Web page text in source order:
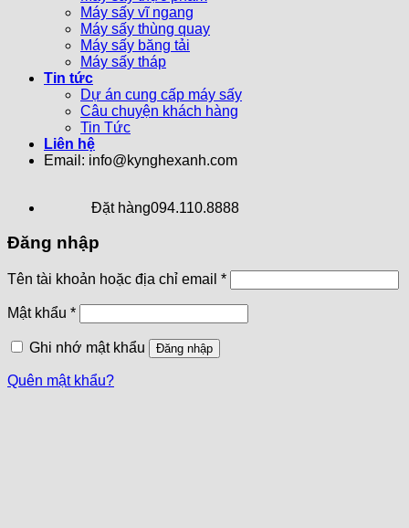
Máy sấy vĩ ngang
Máy sấy thùng quay
Máy sấy băng tải
Máy sấy tháp
Tin tức
Dự án cung cấp máy sấy
Câu chuyện khách hàng
Tin Tức
Liên hệ
Email: info@kynghexanh.com
Đặt hàng094.110.8888
Đăng nhập
Tên tài khoản hoặc địa chỉ email *
Mật khẩu *
Ghi nhớ mật khẩu Đăng nhập
Quên mật khẩu?